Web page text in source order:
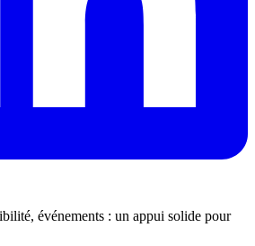
événements : un appui solide pour